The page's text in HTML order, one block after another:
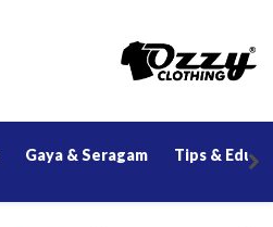
Gaya & Seragam Tips &